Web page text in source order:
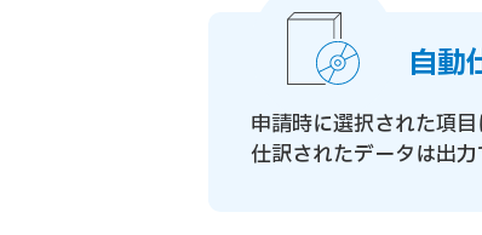
自動
申請時に選択された項
仕訳されたデータは出